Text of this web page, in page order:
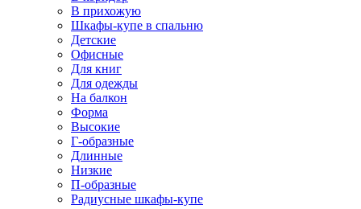
В прихожую
Шкафы-купе в спальню
Детские
Офисные
Для книг
Для одежды
На балкон
Форма
Высокие
Г-образные
Длинные
Низкие
П-образные
Радиусные шкафы-купе